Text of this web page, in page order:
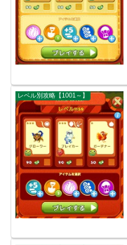
レベル別攻略【1001～】